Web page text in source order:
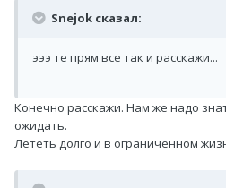
Snejok сказал:
эээ те прям все так и расскажи...
Конечно расскажи. Нам же надо
ожидать.
Лететь долго и в ограниченном